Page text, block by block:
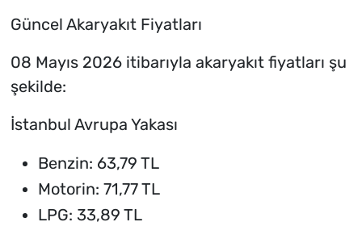
Güncel Akaryakıt Fiyatları
08 Mayıs 2026 itibarıyla akaryakıt fiyatları şu
şekilde:
İstanbul Avrupa Yakası
Benzin: 63,79 TL
Motorin: 71,77 TL
LPG: 33,89 TL